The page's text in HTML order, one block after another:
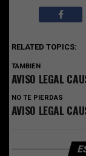
RELATED TOPICS:
TAMBIEN
AVISO LEGAL
NO TE PIERDAS
AVISO LEGAL